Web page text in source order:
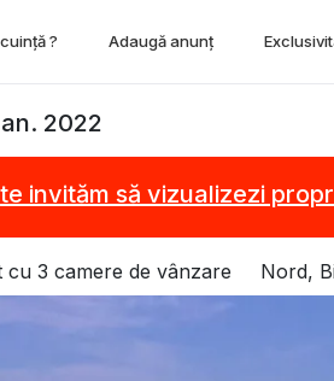
? Adaugă anunț
2022
te invităm să vizualizezi
cu 3 camere de vânzare Nord,